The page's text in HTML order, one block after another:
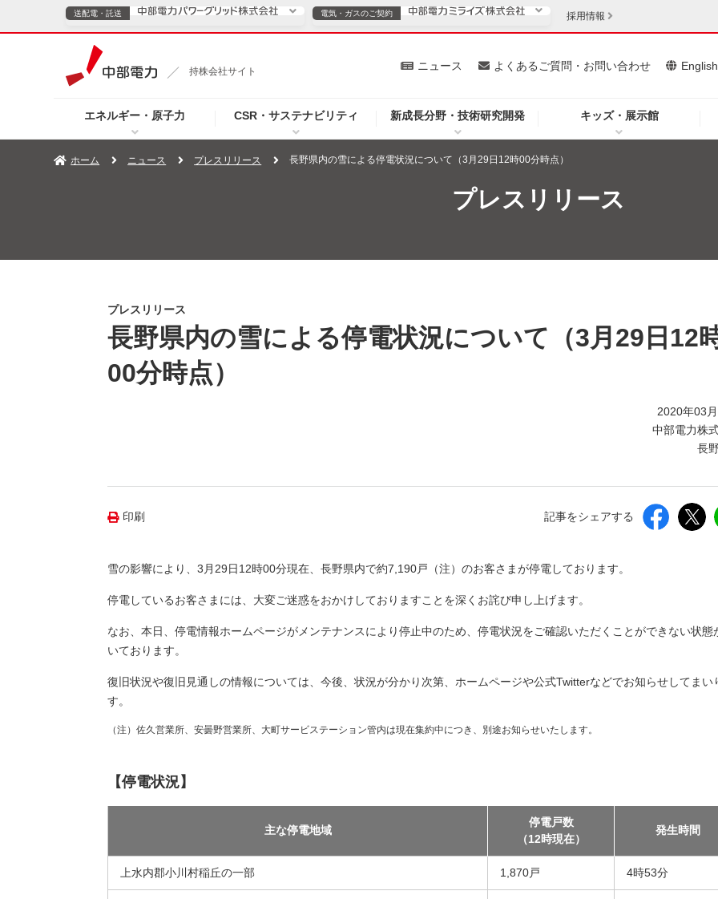
持株会社サイト
エネルギー・原子力 CSR・サステナビリティ 新成長分野・技術研究開発 キッズ・展示館
ニュース よくあるご質問・お問い合わせ English
送配電・託送
TOPページへ ご案内 安定供給
企業情報
ニュース（新しいウィンドウを開きます）
よくあるご質問・お問い合わせ
電気・ガスのご契約
電気・ガスのご契約
TOPページへ 個人のお客さま 法人のお客さま
採用情報
ホーム ニュース プレスリリース 長野県内の雪による停電状況について（3月29日12時00分時点）
プレスリリース
プレスリリース
長野県内の雪による停電状況について（3月29日12
00分時点）
2020年03
中部電力株
長
印刷 記事をシェアする
雪の影響により、3月29日12時00分現在、長野県内で約7,190戸（注）のお客さまが停電しております。
停電しているお客さまには、大変ご迷惑をおかけしておりますことを深くお詫び申し上げます。
なお、本日、停電情報ホームページがメンテナンスにより停止中のため、停電状況をご確認いただくことができない状態
いております。
復旧状況や復旧見通しの情報については、今後、状況が分かり次第、ホームページや公式Twitterなどでお知らせしてまい
す。
（注）佐久営業所、安曇野営業所、大町サービステーション管内は現在集約中につき、別途お知らせいたします。
【停電状況】
主な停電地域
停電戸数
（12時現在）
発生時間
上水内郡小川村稲丘の一部 1,870戸 4時53分